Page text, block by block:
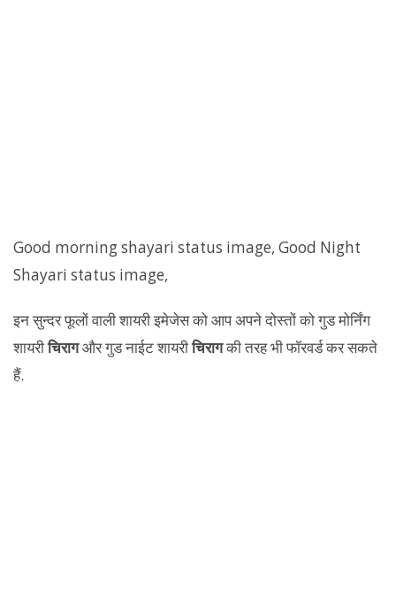
Good morning shayari status image, Good Night
Shayari status image,
इन सुन्दर फूलों वाली शायरी इमेजेस को आप अपने दोस्तों को गुड मोर्निंग
शायरीचिरागऔर गुड नाईट शायरीचिरागकी तरह भी फॉरवर्ड कर सकते
हैं.